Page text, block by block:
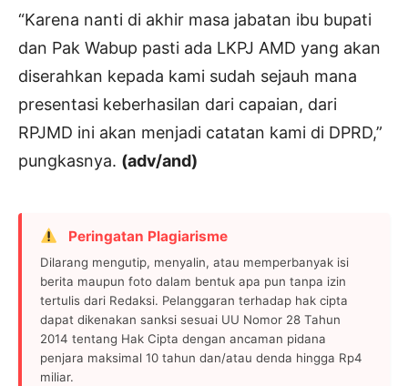
“Karena nanti di akhir masa jabatan ibu bupati
dan Pak Wabup pasti ada LKPJ AMD yang akan
diserahkan kepada kami sudah sejauh mana
presentasi keberhasilan dari capaian, dari
RPJMD ini akan menjadi catatan kami di DPRD,”
pungkasnya. (adv/and)
Peringatan Plagiarisme
Dilarang mengutip, menyalin, atau memperbanyak isi
berita maupun foto dalam bentuk apa pun tanpa izin
tertulis dari Redaksi. Pelanggaran terhadap hak cipta
dapat dikenakan sanksi sesuai UU Nomor 28 Tahun
2014 tentang Hak Cipta dengan ancaman pidana
penjara maksimal 10 tahun dan/atau denda hingga Rp4
miliar.